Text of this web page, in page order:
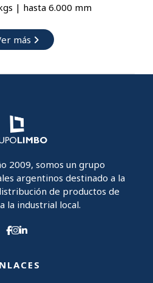
| hasta 6.000 mm
más
2009, somos un grupo
argentinos destinado a la
de productos de
la industrial local.